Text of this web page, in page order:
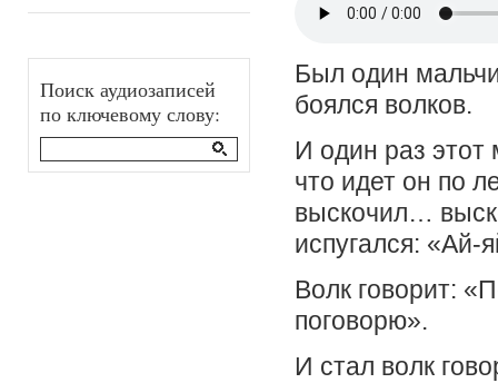
Поиск аудиозаписей
по ключевому слову:
Был один
боялся волков.
И один раз этот
что идет он по
выскочил…
испугался: «Ай-
Волк говорит:
поговорю».
И стал волк